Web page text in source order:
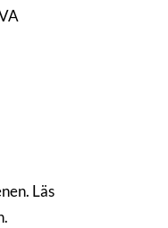
Läs